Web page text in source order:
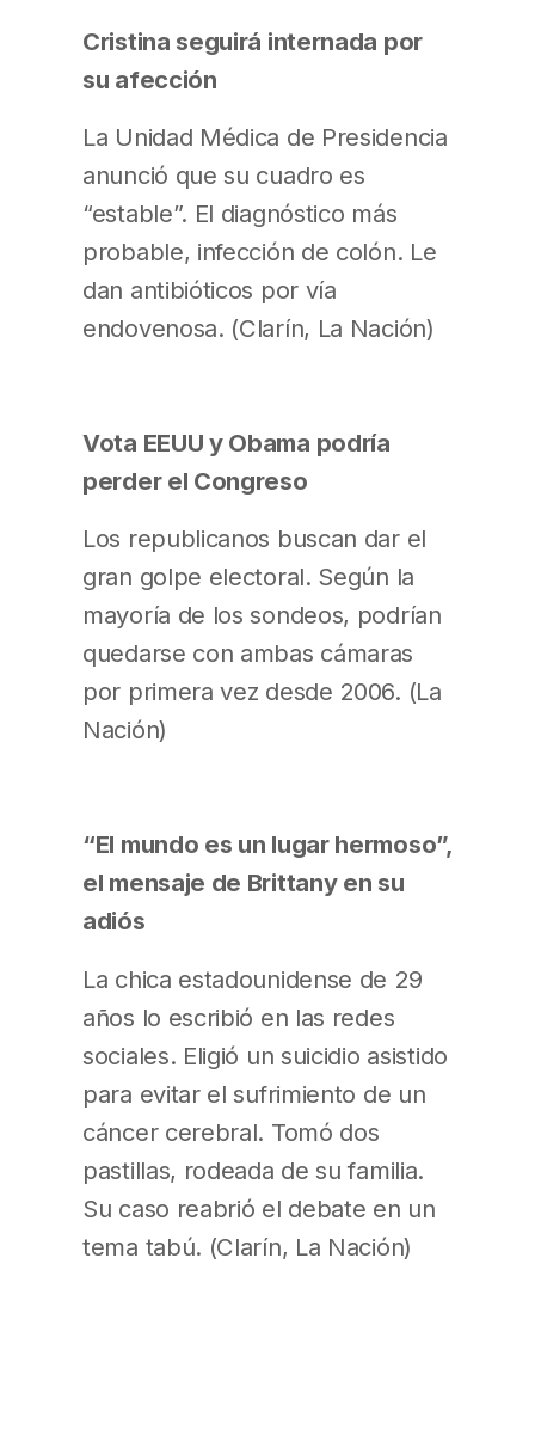
Cristina seguirá internada por
su afección
La Unidad Médica de Presidencia
anunció que su cuadro es
“estable”. El diagnóstico más
probable, infección de colón. Le
dan antibióticos por vía
endovenosa. (Clarín, La Nación)
Vota EEUU y Obama podría
perder el Congreso
Los republicanos buscan dar el
gran golpe electoral. Según la
mayoría de los sondeos, podrían
quedarse con ambas cámaras
por primera vez desde 2006. (La
Nación)
“El mundo es un lugar hermoso”,
el mensaje de Brittany en su
adiós
La chica estadounidense de 29
años lo escribió en las redes
sociales. Eligió un suicidio asistido
para evitar el sufrimiento de un
cáncer cerebral. Tomó dos
pastillas, rodeada de su familia.
Su caso reabrió el debate en un
tema tabú. (Clarín, La Nación)